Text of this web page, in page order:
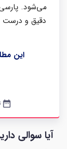
می‌شود. پارسی
دقیق و درست
این
date_range
آیا سوالی